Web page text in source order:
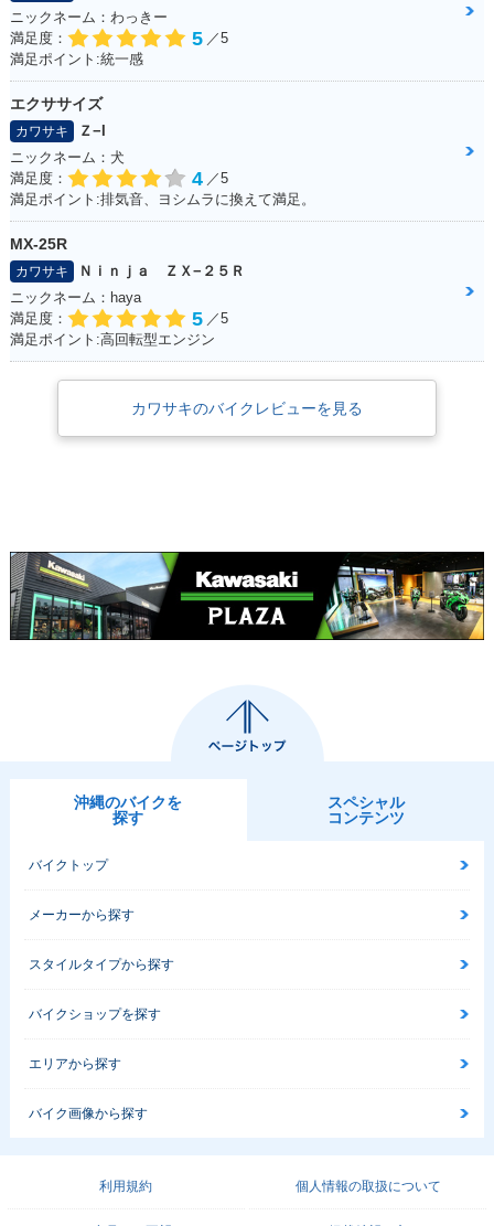
ニックネーム：わっきー
満足度：
5 ／5
満足ポイント:統一感
エクササイズ
カワサキ
Ｚ−I
ニックネーム：犬
満足度：
4 ／5
満足ポイント:排気音、ヨシムラに換えて満足。
MX-25R
カワサキ
Ｎｉｎｊａ ＺＸ−２５Ｒ
ニックネーム：haya
満足度：
5 ／5
満足ポイント:高回転型エンジン
カワサキのバイクレビューを見る
沖縄のバイクを
探す
スペシャル
コンテンツ
バイクトップ
メーカーから探す
スタイルタイプから探す
バイクショップを探す
エリアから探す
バイク画像から探す
利用規約 個人情報の取扱について